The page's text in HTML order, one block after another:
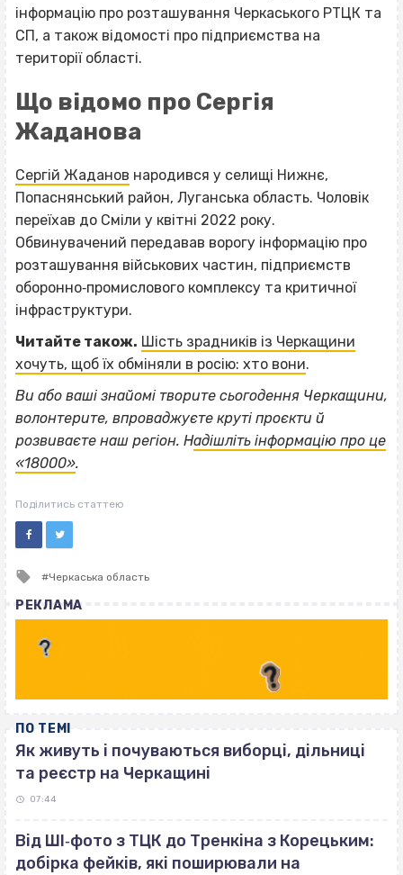
інформацію про розташування Черкаського РТЦК та
СП, а також відомості про підприємства на
території області.
Що відомо про Сергія
Жаданова
Сергій Жаданов народився у селищі Нижнє,
Попаснянський район, Луганська область. Чоловік
переїхав до Сміли у квітні 2022 року.
Обвинувачений передавав ворогу інформацію про
розташування військових частин, підприємств
оборонно‐промислового комплексу та критичної
інфраструктури.
Читайте також. Шість зрадників із Черкащини
хочуть, щоб їх обміняли в росію: хто вони.
Ви або ваші знайомі творите сьогодення Черкащини,
волонтерите, впроваджуєте круті проєкти й
розвиваєте наш регіон. Надішліть інформацію про це
«18000».
Поділитись статтею
Tagged
Черкаська область
РЕКЛАМА
ПО ТЕМІ
Як живуть і почуваються виборці, дільниці
та реєстр на Черкащині
07:44
Від ШІ‐фото з ТЦК до Тренкіна з Корецьким:
добірка фейків, які поширювали на